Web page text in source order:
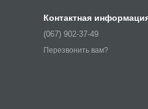
Контактная
(067) 902-37-49
Перезвонить вам?